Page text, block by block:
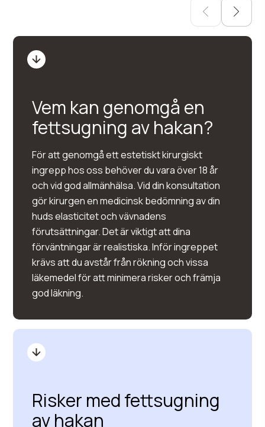
Vem kan genomgå en
fettsugning av hakan?
För att genomgå ett estetiskt kirurgiskt
ingrepp hos oss behöver du vara över 18 år
och vid god allmänhälsa. Vid din konsultation
gör kirurgen en medicinsk bedömning av din
huds elasticitet och vävnadens
förutsättningar. Det är viktigt att dina
förväntningar är realistiska. Inför ingreppet
krävs att du avstår från rökning och vissa
läkemedel för att minimera risker och främja
god läkning.
Risker med fettsugning
av hakan